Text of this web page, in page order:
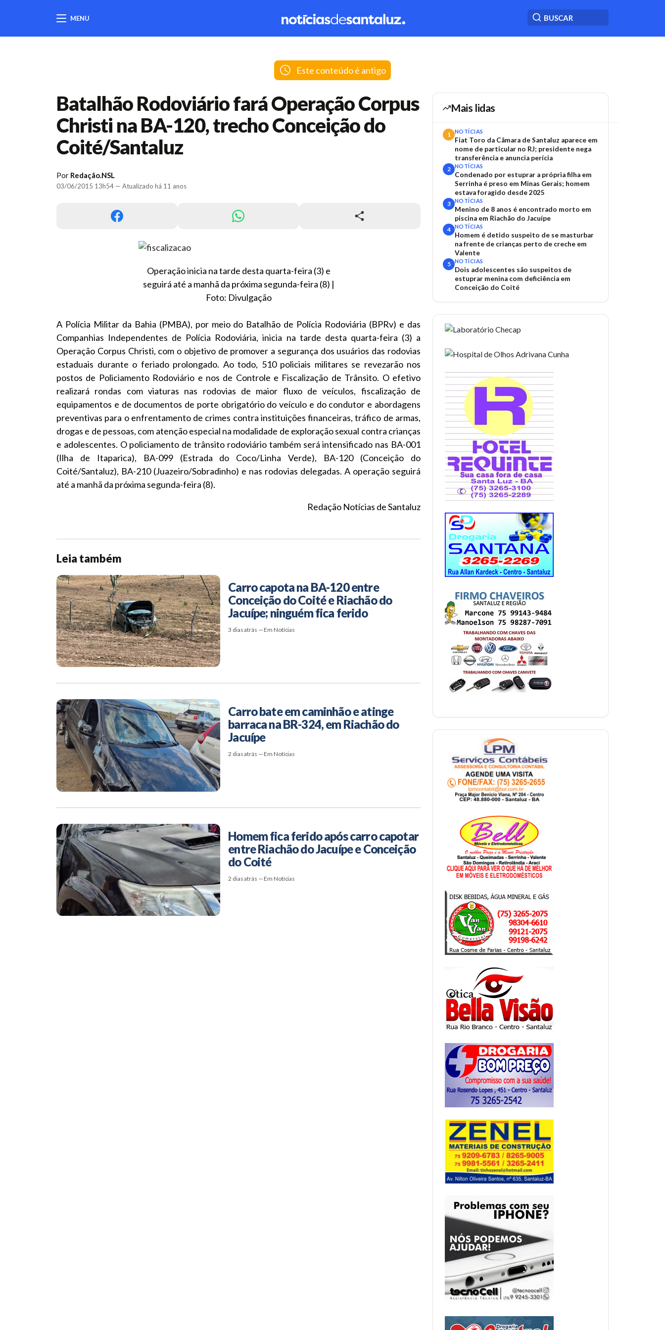
MENU
Este conteúdo é antigo
Batalhão Rodoviário fará Operação Corpus
Christi na BA-120, trecho Conceição do
Coité/Santaluz
Por Redação.NSL
03/06/2015 13h54 — Atualizado há 11 anos
Operação inicia na tarde desta quarta-feira (3) e
seguirá até a manhã da próxima segunda-feira (8) |
Foto: Divulgação
A Polícia Militar da Bahia (PMBA), por meio do Batalhão de Polícia Rodoviária (BPRv) e das
Companhias Independentes de Polícia Rodoviária, inicia na tarde desta quarta-feira (3) a
Operação Corpus Christi, com o objetivo de promover a segurança dos usuários das rodovias
estaduais durante o feriado prolongado. Ao todo, 510 policiais militares se revezarão nos
postos de Policiamento Rodoviário e nos de Controle e Fiscalização de Trânsito. O efetivo
realizará rondas com viaturas nas rodovias de maior fluxo de veículos, fiscalização de
equipamentos e de documentos de porte obrigatório do veículo e do condutor e abordagens
preventivas para o enfrentamento de crimes contra instituições financeiras, tráfico de armas,
drogas e de pessoas, com atenção especial na modalidade de exploração sexual contra crianças
e adolescentes. O policiamento de trânsito rodoviário também será intensificado nas BA-001
(Ilha de Itaparica), BA-099 (Estrada do Coco/Linha Verde), BA-120 (Conceição do
Coité/Santaluz), BA-210 (Juazeiro/Sobradinho) e nas rodovias delegadas. A operação seguirá
até a manhã da próxima segunda-feira (8).
Redação Notícias de Santaluz
Leia também
Carro capota na BA-120 entre
Conceição do Coité e Riachão do
Jacuípe; ninguém fica ferido
3 dias atrás — Em Notícias
Carro bate em caminhão e atinge
barraca na BR-324, em Riachão do
Jacuípe
2 dias atrás — Em Notícias
Homem fica ferido após carro capotar
entre Riachão do Jacuípe e Conceição
do Coité
2 dias atrás — Em Notícias
Mais lidas
1 NOTÍCIAS
Fiat Toro da Câmara de Santaluz aparece em
nome de particular no RJ; presidente nega
transferência e anuncia perícia
2 NOTÍCIAS
Condenado por estuprar a própria filha em
Serrinha é preso em Minas Gerais; homem
estava foragido desde 2025
3 NOTÍCIAS
Menino de 8 anos é encontrado morto em
piscina em Riachão do Jacuípe
4 NOTÍCIAS
Homem é detido suspeito de se masturbar
na frente de crianças perto de creche em
Valente
5 NOTÍCIAS
Dois adolescentes são suspeitos de
estuprar menina com deficiência em
Conceição do Coité